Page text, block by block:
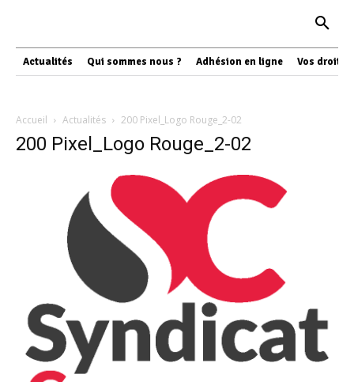
Actualités Qui sommes nous ? Adhésion en ligne Vos droits
Accueil Actualités 200 Pixel_Logo Rouge_2-02
200 Pixel_Logo Rouge_2-02